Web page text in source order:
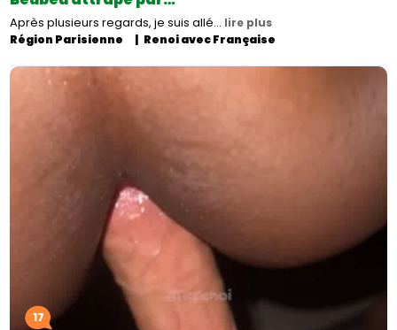
Après plusieurs regards, je suis allé… lire plus
Région Parisienne
Renoi avec Française
17